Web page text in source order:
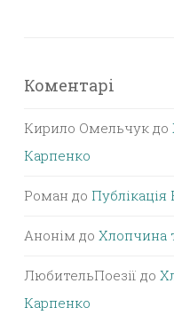
Коментарі
Кирило Омельчук до
Карпенко
Роман до Публікація
Анонім до Хлопчина
ЛюбительПоезії до
Карпенко